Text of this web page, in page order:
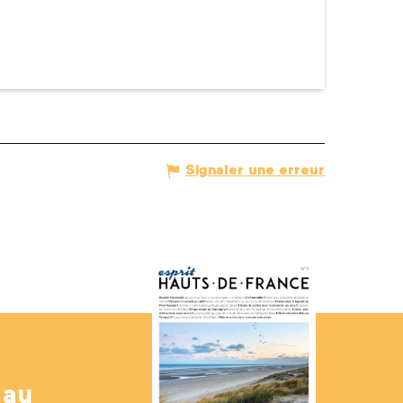
Signaler une erreur